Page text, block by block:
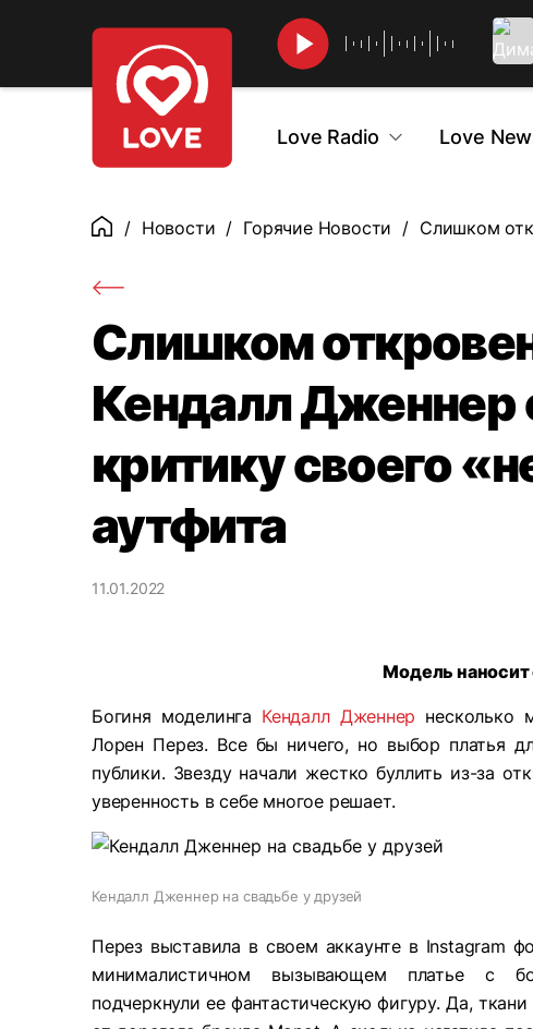
Love Radio Love
ГлавнаяНовости Горячие Новости Слишком
Слишком
Кендалл Дженнер
критику своего
аутфита
11.01.2022
Модель наносит
Богиня моделинга Кендалл Дженнер несколько
Лорен Перез. Все бы ничего, но выбор платья
публики. Звезду начали жестко буллить из-за
уверенность в себе многое решает.
Кендалл Дженнер на свадьбе у друзей
Перез выставила в своем аккаунте в Instagram
минималистичном вызывающем платье с
подчеркнули ее фантастическую фигуру. Да,